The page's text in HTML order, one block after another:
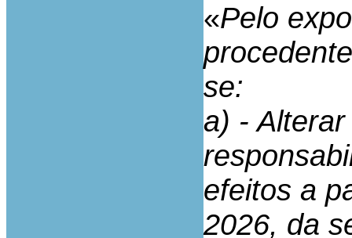
«Pelo
se:
a) -
efeitos a
2026, da